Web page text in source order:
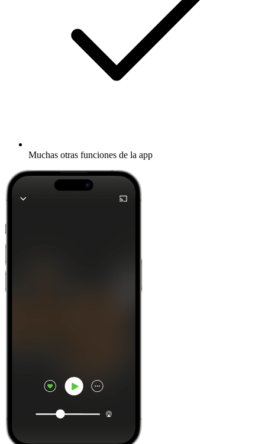
Muchas otras funciones de la app